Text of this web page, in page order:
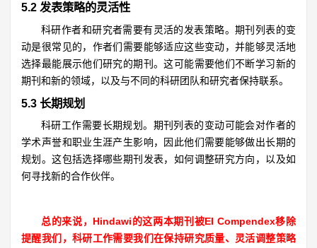
5.2 发表策略的灵活性
科研作者和研究者需要有灵活的发表策略。期刊列表的变
动是很常见的，作者们需要能够适应这些变动，并能够灵活地
选择最能展示他们研究的期刊。这可能需要他们不断学习新的
期刊和新的领域，以及与不同的科研团队和研究者保持联系。
5.3 长期规划
科研工作需要长期规划。期刊列表的变动可能会对作者的
学术声誉和职业生涯产生影响，因此他们需要能够做出长期的
规划。这包括选择哪些期刊发表，如何调整研究方向，以及如
何寻找新的合作伙伴。
总的来说，Hindawi的这两本期刊被EI Compendex移除
提醒我们，科研工作需要我们在保持研究质量、灵活调整策略